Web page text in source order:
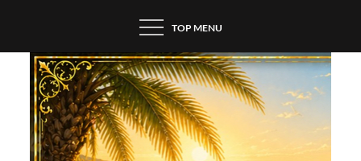
content
TOP MENU